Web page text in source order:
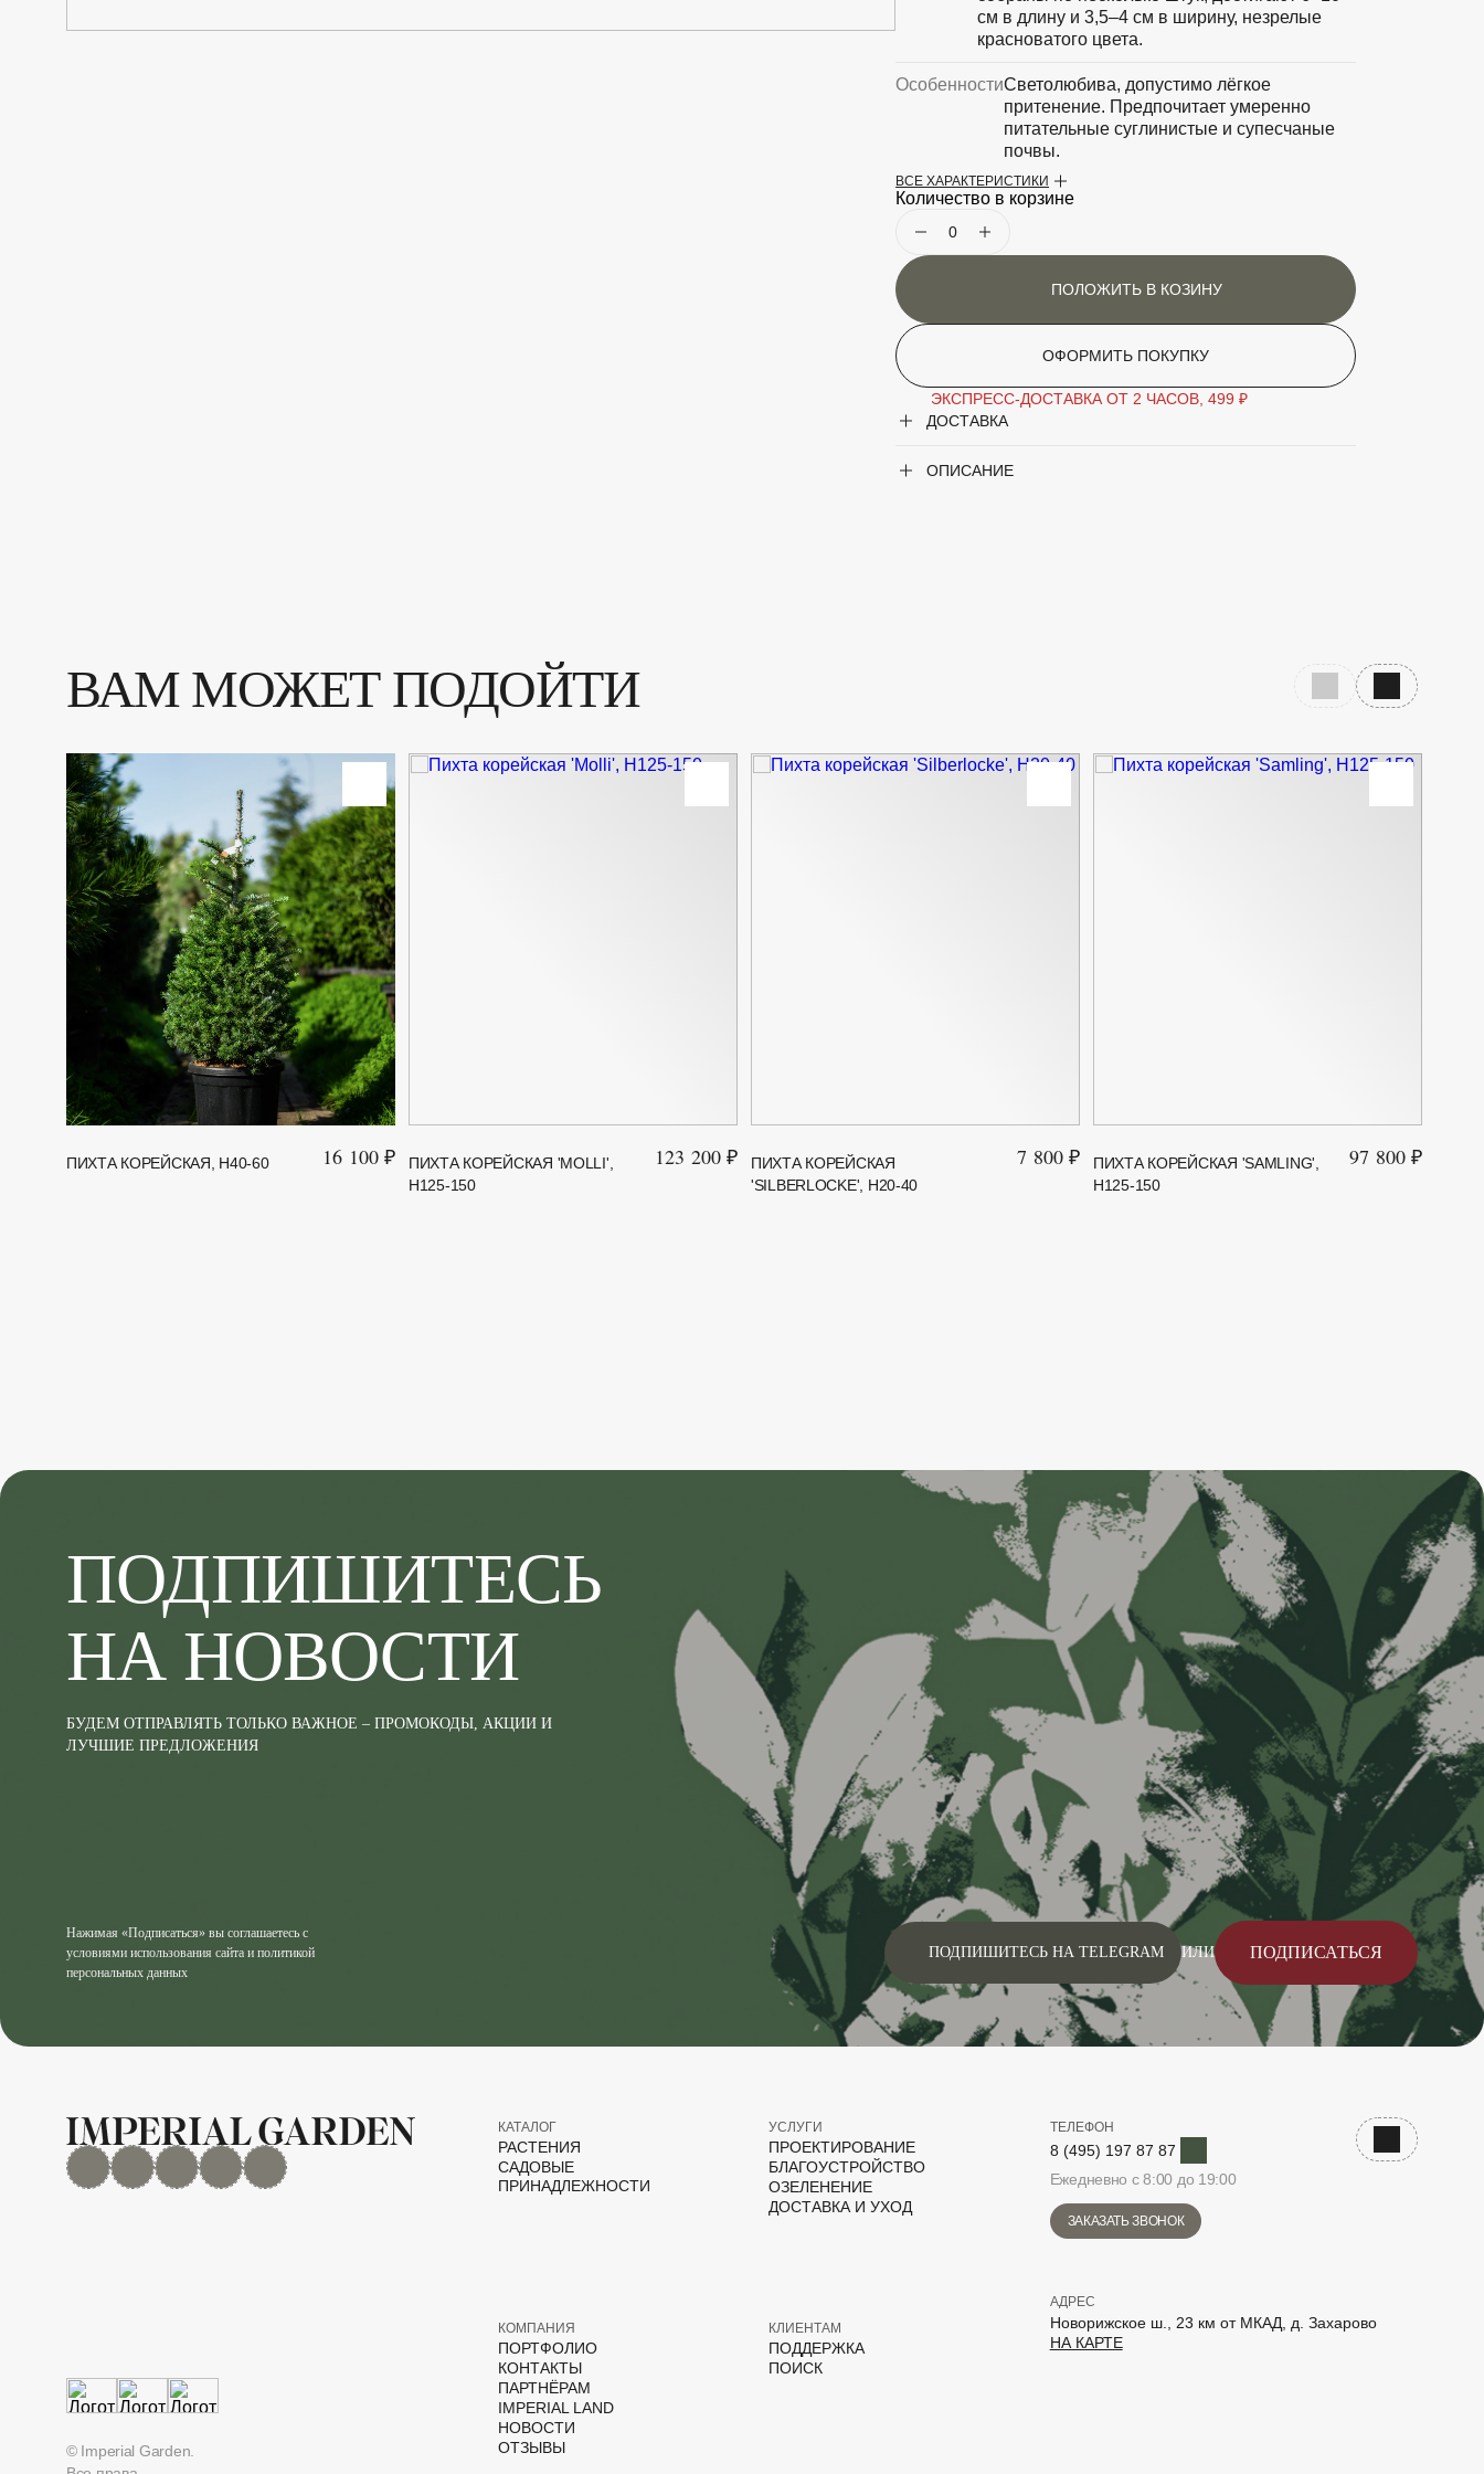
см в длину и 3,5–4 см в ширину, незрелые
красноватого цвета.
ОсобенностиСветолюбива, допустимо лёгкое
притенение. Предпочитает умеренно
питательные суглинистые и супесчаные
почвы.
Крупногабаритный товар
Сорт 'Compacta'
Форма Хвойное дерево
ВСЕ ХАРАКТЕРИСТИКИ
Количество в корзине
ПОЛОЖИТЬ В КОЗИНУ
ОФОРМИТЬ ПОКУПКУ
ЭКСПРЕСС-ДОСТАВКА ОТ 2 ЧАСОВ, 499 ₽
ДОСТАВКА
ОПИСАНИЕ
ВАМ МОЖЕТ ПОДОЙТИ Предыдущий слайд
Следующий
ПИХТА КОРЕЙСКАЯ, H40-60 16 100 ₽
ПИХТА КОРЕЙСКАЯ 'MOLLI',
H125-150
123 200 ₽
ПИХТА КОРЕЙСКАЯ
'SILBERLOCKE', H20-40
7 800 ₽
ПИХТА КОРЕЙСКАЯ 'SAMLING',
H125-150
97 800 ₽
ПОДПИШИТЕСЬ
НА НОВОСТИ
БУДЕМ ОТПРАВЛЯТЬ ТОЛЬКО ВАЖНОЕ – ПРОМОКОДЫ, АКЦИИ И
ЛУЧШИЕ ПРЕДЛОЖЕНИЯ
Нажимая «Подписаться» вы соглашаетесь с
условиями использования сайта и политикой
персональных данных
ПОДПИШИТЕСЬ НА TELEGRAM ИЛИ ПОДПИСАТЬСЯ
MAX Дзен YouTuberutubeTelegram
КАТАЛОГ
РАСТЕНИЯ
САДОВЫЕ
ПРИНАДЛЕЖНОСТИ
УСЛУГИ
ПРОЕКТИРОВАНИЕ
БЛАГОУСТРОЙСТВО
ОЗЕЛЕНЕНИЕ
ДОСТАВКА И УХОД
КОМПАНИЯ
ПОРТФОЛИО
КОНТАКТЫ
ПАРТНЁРАМ
IMPERIAL LAND
НОВОСТИ
ОТЗЫВЫ
КЛИЕНТАМ
ПОДДЕРЖКА
ПОИСК
АДРЕС
Новорижское ш., 23 км от МКАД, д. Захарово
НА КАРТЕ
ТЕЛЕФОН
8 (495) 197 87 87
Ежедневно с 8:00 до 19:00
ЗАКАЗАТЬ ЗВОНОК
Наверх
© Imperial Garden.